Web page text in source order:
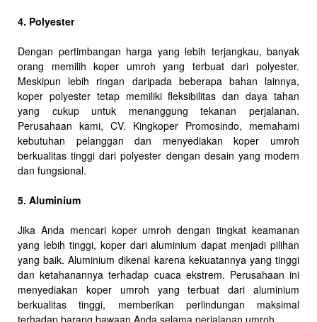
4. Polyester
Dengan pertimbangan harga yang lebih terjangkau, banyak
orang memilih koper umroh yang terbuat dari polyester.
Meskipun lebih ringan daripada beberapa bahan lainnya,
koper polyester tetap memiliki fleksibilitas dan daya tahan
yang cukup untuk menanggung tekanan perjalanan.
Perusahaan kami, CV. Kingkoper Promosindo, memahami
kebutuhan pelanggan dan menyediakan koper umroh
berkualitas tinggi dari polyester dengan desain yang modern
dan fungsional.
5. Aluminium
Jika Anda mencari koper umroh dengan tingkat keamanan
yang lebih tinggi, koper dari aluminium dapat menjadi pilihan
yang baik. Aluminium dikenal karena kekuatannya yang tinggi
dan ketahanannya terhadap cuaca ekstrem. Perusahaan ini
menyediakan koper umroh yang terbuat dari aluminium
berkualitas tinggi, memberikan perlindungan maksimal